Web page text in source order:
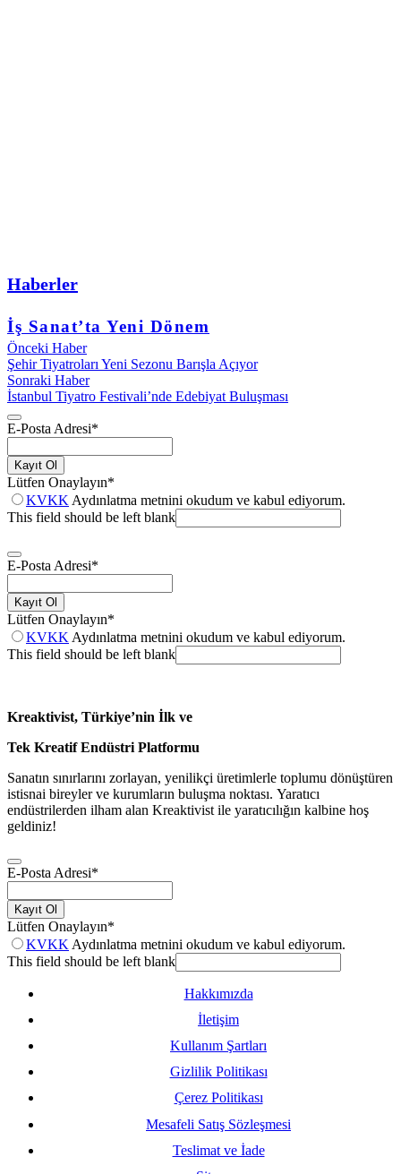
Haberler
İş Sanat’ta Yeni Dönem
Önceki Haber
Şehir Tiyatroları Yeni Sezonu Barışla Açıyor
Sonraki Haber
İstanbul Tiyatro Festivali’nde Edebiyat Buluşması
E-Posta Adresi*
Kayıt Ol
Lütfen Onaylayın*
KVKK Aydınlatma metnini okudum ve kabul ediyorum.
This field should be left blank
E-Posta Adresi*
Kayıt Ol
Lütfen Onaylayın*
KVKK Aydınlatma metnini okudum ve kabul ediyorum.
This field should be left blank
Kreaktivist, Türkiye’nin İlk ve
Tek Kreatif Endüstri Platformu
Sanatın sınırlarını zorlayan, yenilikçi üretimlerle toplumu dönüştüren
istisnai bireyler ve kurumların buluşma noktası. Yaratıcı
endüstrilerden ilham alan Kreaktivist ile yaratıcılığın kalbine hoş
geldiniz!
E-Posta Adresi*
Kayıt Ol
Lütfen Onaylayın*
KVKK Aydınlatma metnini okudum ve kabul ediyorum.
This field should be left blank
Hakkımızda
İletişim
Kullanım Şartları
Gizlilik Politikası
Çerez Politikası
Mesafeli Satış Sözleşmesi
Teslimat ve İade